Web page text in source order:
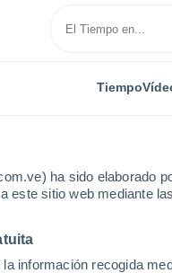
ha sido elaborado
este sitio web mediante
información recogida
Tiempo
- GFS América Sur - Lat(-